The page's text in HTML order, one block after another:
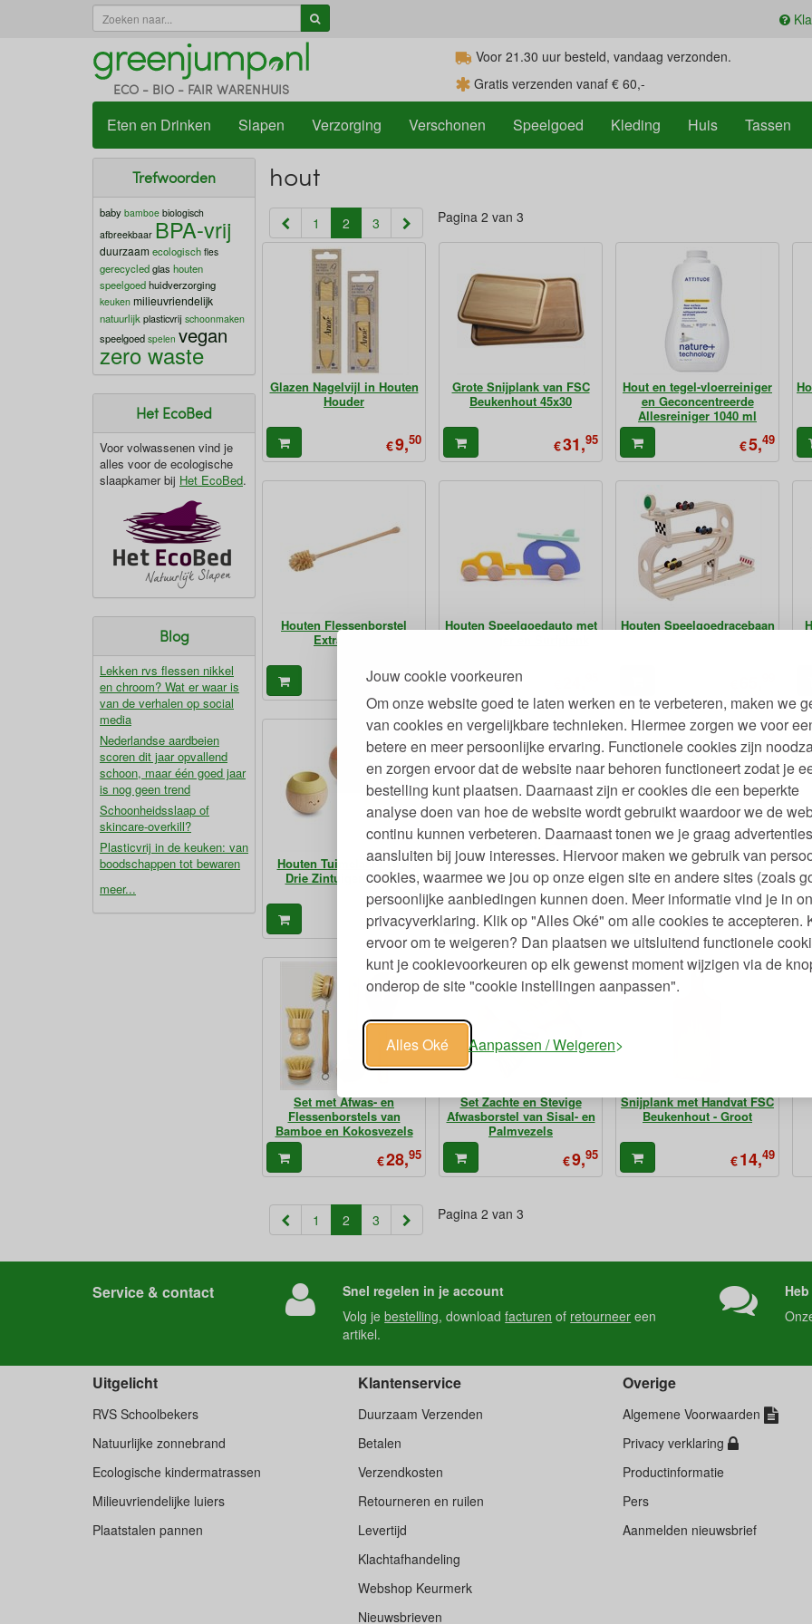
Jouw cookie voorkeuren
Om onze website goed te laten werken en te verbeteren, maken we
van cookies en vergelijkbare technieken. Hiermee zorgen we voor
betere en meer persoonlijke ervaring. Functionele cookies zijn
en zorgen ervoor dat de website naar behoren functioneert zodat je
bestelling kunt plaatsen. Daarnaast zijn er cookies die een beperkte
analyse doen van hoe de website wordt gebruikt waardoor we de
continu kunnen verbeteren. Daarnaast tonen we je graag
aansluiten bij jouw interesses. Hiervoor maken we gebruik van
cookies, waarmee we jou op onze eigen site en andere sites (zoals
persoonlijke aanbiedingen kunnen doen. Meer informatie vind je in
privacyverklaring. Klik op "Alles Oké" om alle cookies te accepteren.
ervoor om te weigeren? Dan plaatsen we uitsluitend functionele
kunt je cookievoorkeuren op elk gewenst moment wijzigen via de
onderop de site "cookie instellingen aanpassen".
Alles Oké Aanpassen / Weigeren
ECO - BIO - FAIR WARENHUIS
Voor 21.30 uur besteld, vandaag verzonden.
Gratis verzenden vanaf € 60,-
Eten en Drinken Slapen Verzorging Verschonen Speelgoed Kleding Huis Tassen
Trefwoorden
baby bamboe biologisch
afbreekbaar BPA-vrij
duurzaam ecologisch fles
gerecycledglas houten
speelgoedhuidverzorging
keuken milieuvriendelijk
natuurlijk plasticvrij schoonmaken
speelgoed spelen vegan
zero waste
Het EcoBed
Voor volwassenen vind je
alles voor de ecologische
slaapkamer bij Het EcoBed.
Blog
Lekken rvs flessen nikkel
en chroom? Wat er waar is
van de verhalen op social
media
Nederlandse aardbeien
scoren dit jaar opvallend
schoon, maar één goed jaar
is nog geen trend
Schoonheidsslaap of
skincare-overkill?
Plasticvrij in de keuken: van
boodschappen tot bewaren
meer...
hout
1 2 (current)
3 Pagina 2 van 3
Glazen Nagelvijl in Houten
Houder
€9,50
Grote Snijplank van FSC
Beukenhout 45x30
€31,95
Hout en tegel-vloerreiniger
en Geconcentreerde
Allesreiniger 1040 ml
€5,49
Houten Flessenborstel
Extra Lang
€8,19
Houten Speelgoedauto met
Houten Speelgoedracebaan
Houten Tuimelaars voor
Drie Zintuigen Pastel
€26,99
Huppelend FSC Houten
Konijn op Wielen
€12,75
Middelgrote Snijplank van
FSC Beukenhout 35x25
€21,95
Set met Afwas- en
Flessenborstels van
Bamboe en Kokosvezels
€28,95
Set Zachte en Stevige
Afwasborstel van Sisal- en
Palmvezels
€9,95
Snijplank met Handvat FSC
Beukenhout - Groot
€14,49
1 2 (current)
3 Pagina 2 van 3
Service & contact
Snel regelen in je account
Volg jebestelling, downloadfacturen of retourneer een
artikel.
Klantenservice
Duurzaam Verzenden
Betalen
Verzendkosten
Retourneren en ruilen
Levertijd
Klachtafhandeling
Webshop Keurmerk
Nieuwsbrieven
Uitgelicht
RVS Schoolbekers
Natuurlijke zonnebrand
Ecologische kindermatrassen
Milieuvriendelijke luiers
Plaatstalen pannen
Overige
Algemene Voorwaarden
Privacy verklaring
Productinformatie
Pers
Aanmelden nieuwsbrief